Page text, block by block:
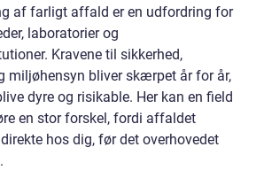
af farligt affald er en udfordring for
laboratorier og
Kravene til sikkerhed,
miljøhensyn bliver skærpet år for år,
dyre og risikable. Her kan en field
en stor forskel, fordi affaldet
hos dig, før det overhovedet